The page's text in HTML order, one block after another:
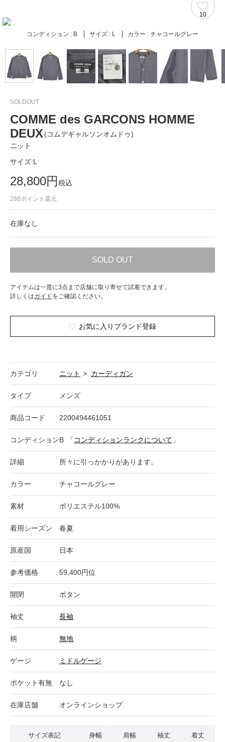
10
コンディション : B サイズ : L カラー : チャコールグレー
SOLDOUT
COMME des GARCONS HOMME
DEUX (コムデギャルソンオムドゥ)
ニット
サイズ:L
28,800円税込
288ポイント還元
在庫なし
SOLD OUT
アイテムは一度に3点まで店舗に取り寄せて試着できます。
詳しくはガイドをご確認ください。
お気に入りブランド登録
カテゴリ ニット > カーディガン
タイプ メンズ
商品コード 2200494461051
コンディションB 「 コンディションランクについて 」
詳細 所々に引っかかりがあります。
カラー チャコールグレー
素材 ポリエステル100%
着用シーズン 春夏
原産国 日本
参考価格 59,400円位
開閉 ボタン
袖丈 長袖
柄 無地
ゲージ ミドルゲージ
ポケット有無 なし
在庫店舗 オンラインショップ
サイズ表記 身幅 肩幅 袖丈 着丈